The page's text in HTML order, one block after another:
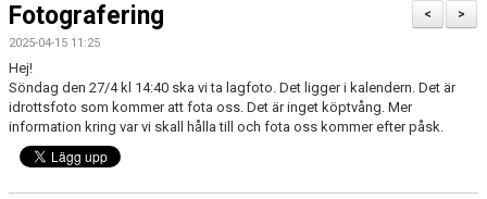
KONTAKT
TRUPP
KALENDER
>
<
Fotografering
2025-04-15 11:25
Hej!
Söndag den 27/4 kl 14:40 ska vi ta lagfoto. Det ligger i kalendern. Det är
idrottsfoto som kommer att fota oss. Det är inget köptvång. Mer
information kring var vi skall hålla till och fota oss kommer efter påsk.